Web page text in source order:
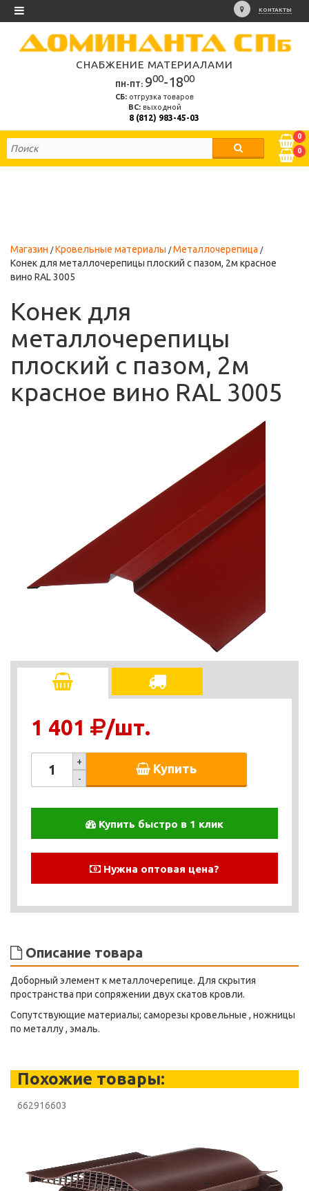
КОНТАКТЫ
СНАБЖЕНИЕ МАТЕРИАЛАМИ
ПН-ПТ: 900-1800
СБ: отгрузка товаров
ВС:выходной
8 (812) 983-45-03
0
0
Магазин Кровельные материалы
Металлочерепица
Конек для металлочерепицы плоский с пазом, 2м красное
вино RAL 3005
Конек для
металлочерепицы
плоский с пазом, 2м
красное вино RAL 3005
1 401 /шт.
+
-
Купить
Купить быстро в 1 клик
Нужна оптовая цена?
Описание товара
Доборный элемент к металлочерепице. Для скрытия
пространства при сопряжении двух скатов кровли.
Сопутствующие материалы; саморезы кровельные , ножницы
по металлу , эмаль.
Похожие товары:
662916603